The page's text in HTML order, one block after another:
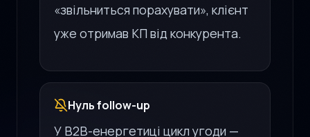
«звільниться порахувати», клієнт
уже отримав КП від конкурента.
Нуль follow-up
У B2B-енергетиці цикл угоди —